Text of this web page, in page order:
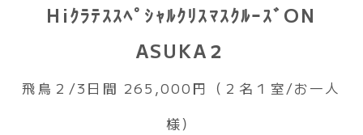
HiｸﾗﾃｽｽﾍﾟｼｬﾙｸﾘｽﾏｽｸﾙｰｽﾞON
ASUKA２
飛鳥２/3日間 265,000円（２名１室/お一人
様）